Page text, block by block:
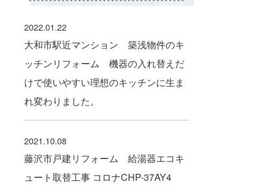
2022.01.22
大和市駅近マンション 築浅物件のキ
ッチンリフォーム 機器の入れ替えだ
けで使いやすい理想のキッチンに生ま
れ変わりました。
2021.10.08
藤沢市戸建リフォーム 給湯器エコキ
ュート取替工事 コロナCHP-37AY4